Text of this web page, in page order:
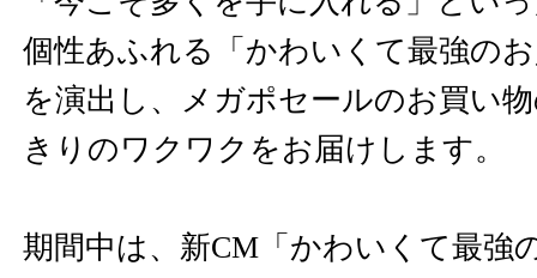
個性あふれる「かわいくて最強の
を演出し、メガポセールのお買い
きりのワクワクをお届けします。
期間中は、新CM「かわいくて最強